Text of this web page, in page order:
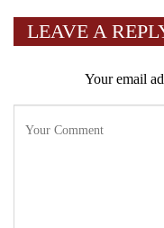
LEAVE A
Your email